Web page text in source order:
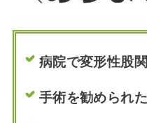
病院で変形性股
手術を勧められ